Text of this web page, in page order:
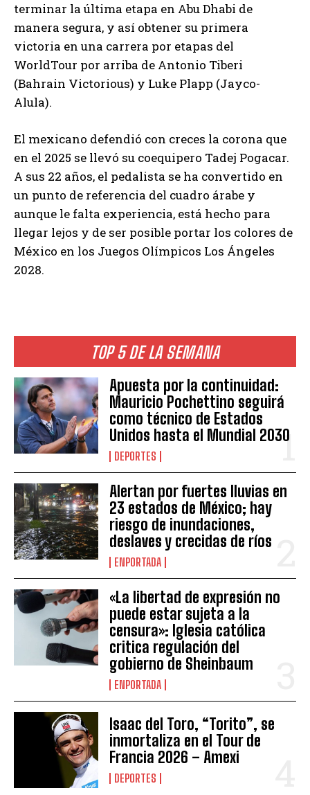
TOP 5 DE LA SEMANA
Apuesta por la continuidad:
Mauricio Pochettino seguirá
como técnico de Estados
Unidos hasta el Mundial 2030
DEPORTES
Alertan por fuertes lluvias en
23 estados de México; hay
riesgo de inundaciones,
deslaves y crecidas de ríos
ENPORTADA
«La libertad de expresión no
puede estar sujeta a la
censura»: Iglesia católica
critica regulación del
gobierno de Sheinbaum
ENPORTADA
Isaac del Toro, “Torito”, se
inmortaliza en el Tour de
Francia 2026 – Amexi
DEPORTES
terminar la última etapa en Abu Dhabi de
manera segura, y así obtener su primera
victoria en una carrera por etapas del
WorldTour por arriba de Antonio Tiberi
(Bahrain Victorious) y Luke Plapp (Jayco-
Alula).
El mexicano defendió con creces la corona que
en el 2025 se llevó su coequipero Tadej Pogacar.
A sus 22 años, el pedalista se ha convertido en
un punto de referencia del cuadro árabe y
aunque le falta experiencia, está hecho para
llegar lejos y de ser posible portar los colores de
México en los Juegos Olímpicos Los Ángeles
2028.